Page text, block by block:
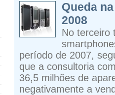
Queda
2008
No terceiro
período de 2007,
que a consultoria
36,5 milhões de
negativamente a